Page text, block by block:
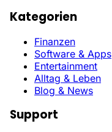
Kategorien
Finanzen
Software & Apps
Entertainment
Alltag & Leben
Blog & News
Support